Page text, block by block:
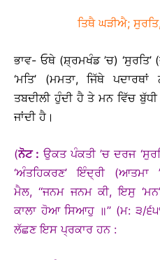
ਤਿਥੈ ਘੜੀਐ;
ਭਾਵ- ਓਥੇ (ਸ਼੍ਰਮਖੰਡ ’ਚ) ‘ਸੁਰਤਿ’
‘ਮਤਿ’ (ਮਮਤਾ, ਜਿੱਥੇ
ਤਬਦੀਲੀ ਹੁੰਦੀ ਹੈ ਤੇ ਮਨ ਵਿੱਚ
ਜਾਂਦੀ ਹੈ।
(ਨੋਟ : ਉਕਤ ਪੰਕਤੀ ’ਚ ਦਰਜ
‘ਅੰਤਹਿਕਰਣ’ ਇੰਦ੍ਰੀ (ਆਤਮਾ
ਮੈਲ, ‘‘ਜਨਮ ਜਨਮ ਕੀ, ਇਸੁ
ਕਾਲਾ ਹੋਆ ਸਿਆਹੁ ॥’’ (ਮ: ੩/
ਲੱਛਣ ਇਸ ਪ੍ਰਕਾਰ ਹਨ :